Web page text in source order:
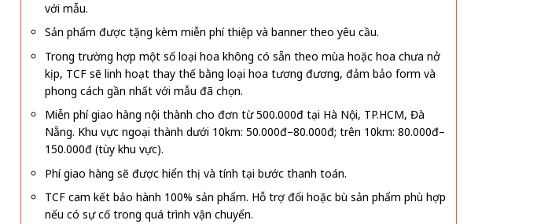
với mẫu.
Sản phẩm được tặng kèm miễn phí thiệp và banner theo yêu cầu.
Trong trường hợp một số loại hoa không có sẵn theo mùa hoặc hoa chưa nở
kịp, TCF sẽ linh hoạt thay thế bằng loại hoa tương đương, đảm bảo form và
phong cách gần nhất với mẫu đã chọn.
Miễn phí giao hàng nội thành cho đơn từ 500.000đ tại Hà Nội, TP.HCM, Đà
Nẵng. Khu vực ngoại thành dưới 10km: 50.000đ–80.000đ; trên 10km: 80.000đ–
150.000đ (tùy khu vực).
Phí giao hàng sẽ được hiển thị và tính tại bước thanh toán.
TCF cam kết bảo hành 100% sản phẩm. Hỗ trợ đổi hoặc bù sản phẩm phù hợp
nếu có sự cố trong quá trình vận chuyển.